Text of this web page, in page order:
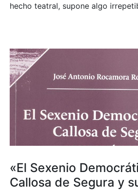
hecho teatral, supone algo
«El Sexenio
Callosa de Segura y